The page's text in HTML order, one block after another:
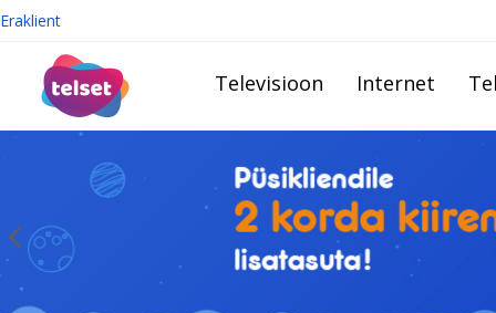
Eraklient
Televisioon Internet